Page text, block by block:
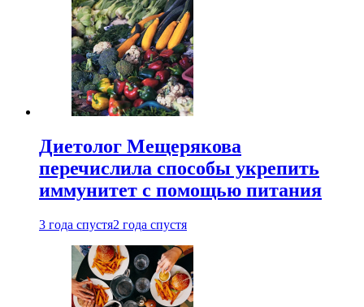
Диетолог Мещерякова
перечислила способы укрепить
иммунитет с помощью питания
3 года спустя2 года спустя